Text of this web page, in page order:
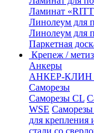
Ламинат
Линолеум для
Линолеум для
Паркетная
Крепеж /
Анкеры
АНКЕР-
Саморезы
Саморезы CL
WSE
для крепления
стали со